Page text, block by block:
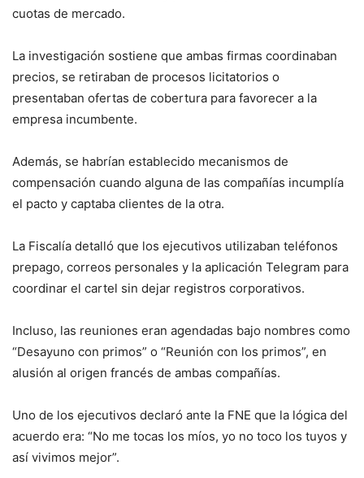
cuotas de mercado.
La investigación sostiene que ambas firmas coordinaban
precios, se retiraban de procesos licitatorios o
presentaban ofertas de cobertura para favorecer a la
empresa incumbente.
Además, se habrían establecido mecanismos de
compensación cuando alguna de las compañías incumplía
el pacto y captaba clientes de la otra.
La Fiscalía detalló que los ejecutivos utilizaban teléfonos
prepago, correos personales y la aplicación Telegram para
coordinar el cartel sin dejar registros corporativos.
Incluso, las reuniones eran agendadas bajo nombres como
“Desayuno con primos” o “Reunión con los primos”, en
alusión al origen francés de ambas compañías.
Uno de los ejecutivos declaró ante la FNE que la lógica del
acuerdo era: “No me tocas los míos, yo no toco los tuyos y
así vivimos mejor”.